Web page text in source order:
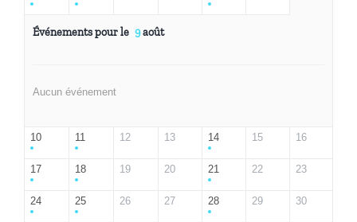
Événements pour le 9août
Aucun événement
10 11 12 13 14 15 16
17 18 19 20 21 22 23
24 25 26 27 28 29 30